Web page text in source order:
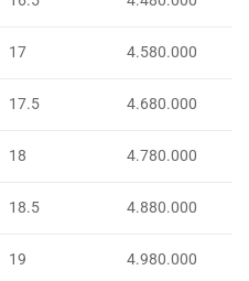
17 4.580.000
17.5 4.680.000
18 4.780.000
18.5 4.880.000
19 4.980.000